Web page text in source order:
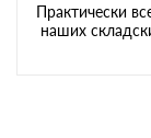
Практически
наших